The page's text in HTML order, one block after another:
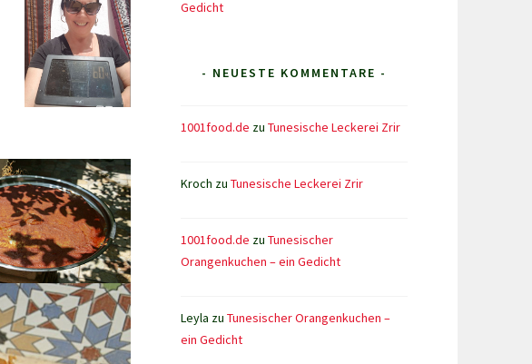
Gedicht
- NEUESTE KOMMENTARE -
1001food.de zu Tunesische Leckerei Zrir
Kroch zu Tunesische Leckerei Zrir
1001food.de zu Tunesischer
Orangenkuchen – ein Gedicht
Leyla zu Tunesischer Orangenkuchen –
ein Gedicht